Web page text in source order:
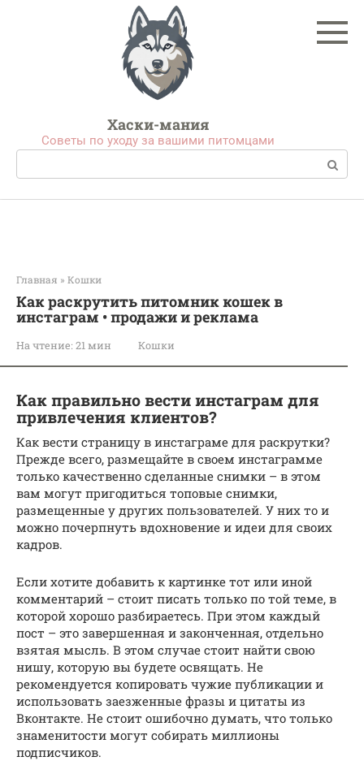
Хаски-мания
Советы по уходу за вашими питомцами
Поиск:
Главная » Кошки
Как раскрутить питомник кошек в
инстаграм • продажи и реклама
На чтение: 21 мин Кошки
Как правильно вести инстаграм для
привлечения клиентов?
Как вести страницу в инстаграме для раскрутки?
Прежде всего, размещайте в своем инстаграмме
только качественно сделанные снимки – в этом
вам могут пригодиться топовые снимки,
размещенные у других пользователей. У них то и
можно почерпнуть вдохновение и идеи для своих
кадров.
Если хотите добавить к картинке тот или иной
комментарий – стоит писать только по той теме, в
которой хорошо разбираетесь. При этом каждый
пост – это завершенная и законченная, отдельно
взятая мысль. В этом случае стоит найти свою
нишу, которую вы будете освящать. Не
рекомендуется копировать чужие публикации и
использовать заезженные фразы и цитаты из
Вконтакте. Не стоит ошибочно думать, что только
знаменитости могут собирать миллионы
подписчиков.